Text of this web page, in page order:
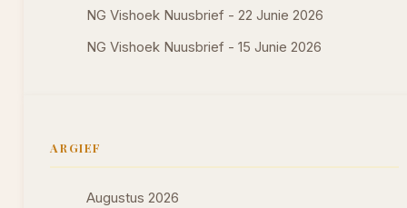
NG Vishoek Nuusbrief - 22 Junie 2026
NG Vishoek Nuusbrief - 15 Junie 2026
ARGIEF
Augustus 2026